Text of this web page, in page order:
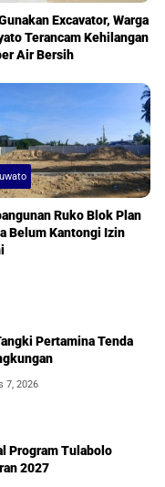
Excavator, Warga
Terancam Kehilangan
Air Bersih
Ruko Blok Plan
Belum Kantongi Izin
Pertamina Tenda
7, 2026
Program Tulabolo
2027